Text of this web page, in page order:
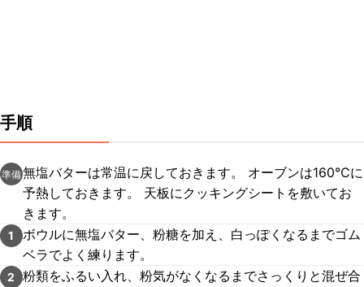
手順
準備無塩バターは常温に戻しておきます。 オーブンは160℃に
予熱しておきます。 天板にクッキングシートを敷いてお
きます。
1
ボウルに無塩バター、粉糖を加え、白っぽくなるまでゴム
ベラでよく練ります。
2
粉類をふるい入れ、粉気がなくなるまでさっくりと混ぜ合